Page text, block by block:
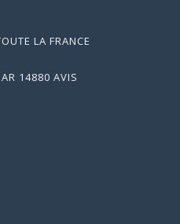
LA FRANCE
14880 AVIS